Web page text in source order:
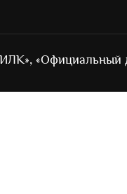
«Официальный